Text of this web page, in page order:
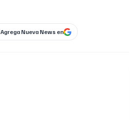
Agrega Nueva News en